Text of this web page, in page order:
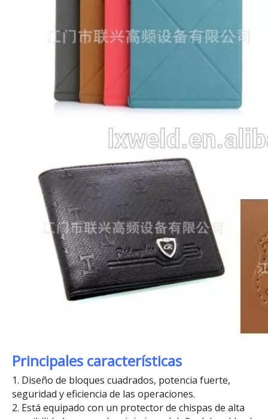
Principales características
1. Diseño de bloques cuadrados, potencia fuerte,
seguridad y eficiencia de las operaciones.
2. Está equipado con un protector de chispas de alta